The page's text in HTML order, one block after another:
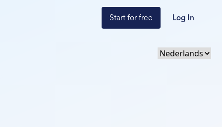
Start for free Log In